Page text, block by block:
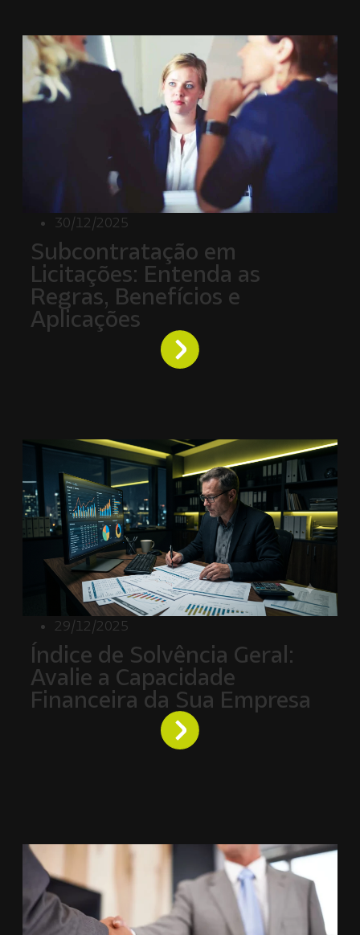
30/12/2025
Subcontratação em
Licitações: Entenda as
Regras, Benefícios e
Aplicações
29/12/2025
Índice de Solvência Geral:
Avalie a Capacidade
Financeira da Sua Empresa